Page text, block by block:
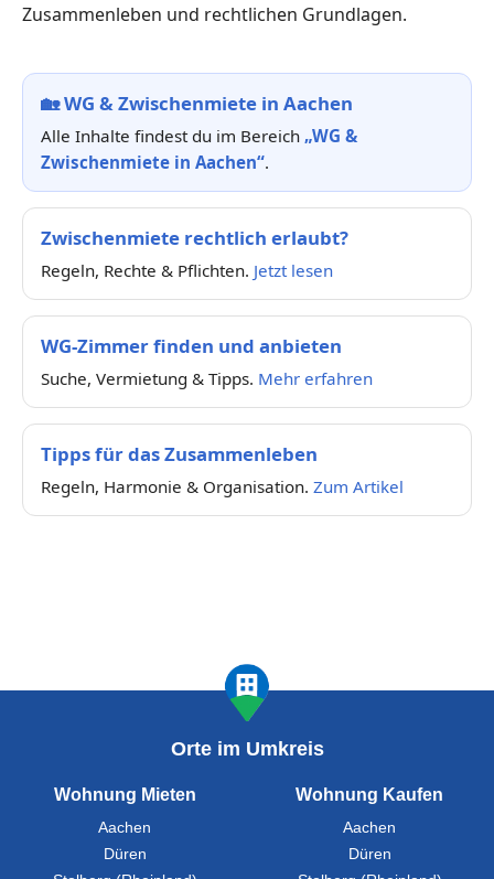
Zusammenleben und rechtlichen Grundlagen.
🏡WG & Zwischenmiete in Aachen
Alle Inhalte findest du im Bereich „WG &
Zwischenmiete in Aachen“.
Zwischenmiete rechtlich erlaubt?
Regeln, Rechte & Pflichten. Jetzt lesen
WG-Zimmer finden und anbieten
Suche, Vermietung & Tipps. Mehr erfahren
Tipps für das Zusammenleben
Regeln, Harmonie & Organisation. Zum Artikel
Orte im Umkreis
Wohnung Mieten
Aachen
Düren
Wohnung Kaufen
Aachen
Düren